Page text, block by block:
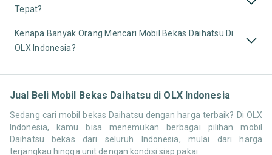
Tepat?
Kenapa Banyak Orang Mencari Mobil Bekas Daihatsu Di
OLX Indonesia?
Jual Beli Mobil Bekas Daihatsu di OLX Indonesia
Sedang cari mobil bekas Daihatsu dengan harga terbaik? Di OLX
Indonesia, kamu bisa menemukan berbagai pilihan mobil
Daihatsu bekas dari seluruh Indonesia, mulai dari harga
terjangkau hingga unit dengan kondisi siap pakai.